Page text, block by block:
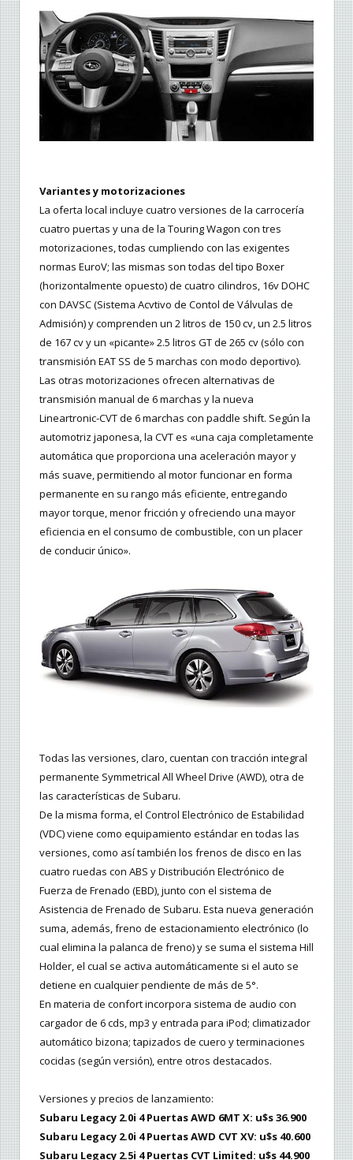
Variantes y motorizaciones
La oferta local incluye cuatro versiones de la carrocería
cuatro puertas y una de la Touring Wagon con tres
motorizaciones, todas cumpliendo con las exigentes
normas EuroV; las mismas son todas del tipo Boxer
(horizontalmente opuesto) de cuatro cilindros, 16v DOHC
con DAVSC (Sistema Acvtivo de Contol de Válvulas de
Admisión) y comprenden un 2 litros de 150 cv, un 2.5 litros
de 167 cv y un «picante» 2.5 litros GT de 265 cv (sólo con
transmisión EAT SS de 5 marchas con modo deportivo).
Las otras motorizaciones ofrecen alternativas de
transmisión manual de 6 marchas y la nueva
Lineartronic-CVT de 6 marchas con paddle shift. Según la
automotriz japonesa, la CVT es «una caja completamente
automática que proporciona una aceleración mayor y
más suave, permitiendo al motor funcionar en forma
permanente en su rango más eficiente, entregando
mayor torque, menor fricción y ofreciendo una mayor
eficiencia en el consumo de combustible, con un placer
de conducir único».
Todas las versiones, claro, cuentan con tracción integral
permanente Symmetrical All Wheel Drive (AWD), otra de
las características de Subaru.
De la misma forma, el Control Electrónico de Estabilidad
(VDC) viene como equipamiento estándar en todas las
versiones, como así también los frenos de disco en las
cuatro ruedas con ABS y Distribución Electrónico de
Fuerza de Frenado (EBD), junto con el sistema de
Asistencia de Frenado de Subaru. Esta nueva generación
suma, además, freno de estacionamiento electrónico (lo
cual elimina la palanca de freno) y se suma el sistema Hill
Holder, el cual se activa automáticamente si el auto se
detiene en cualquier pendiente de más de 5°.
En materia de confort incorpora sistema de audio con
cargador de 6 cds, mp3 y entrada para iPod; climatizador
automático bizona; tapizados de cuero y terminaciones
cocidas (según versión), entre otros destacados.
Versiones y precios de lanzamiento:
Subaru Legacy 2.0i 4 Puertas AWD 6MT X: u$s 36.900
Subaru Legacy 2.0i 4 Puertas AWD CVT XV: u$s 40.600
Subaru Legacy 2.5i 4 Puertas CVT Limited: u$s 44.900